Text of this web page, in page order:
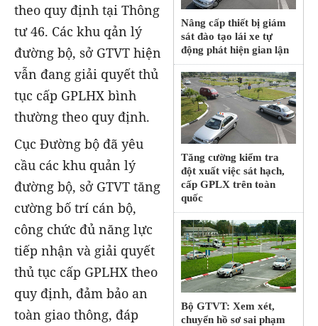
Nâng cấp thiết bị giám
sát đào tạo lái xe tự
động phát hiện gian lận
Tăng cường kiểm tra
đột xuất việc sát hạch,
cấp GPLX trên toàn
quốc
Bộ GTVT: Xem xét,
chuyển hồ sơ sai phạm
theo quy định tại Thông
tư 46. Các khu qản lý
đường bộ, sở GTVT hiện
vẫn đang giải quyết thủ
tục cấp GPLHX bình
thường theo quy định.
Cục Đường bộ đã yêu
cầu các khu quản lý
đường bộ, sở GTVT tăng
cường bố trí cán bộ,
công chức đủ năng lực
tiếp nhận và giải quyết
thủ tục cấp GPLHX theo
quy định, đảm bảo an
toàn giao thông, đáp